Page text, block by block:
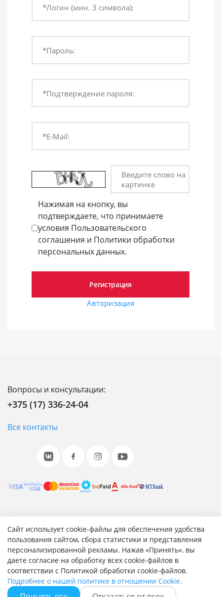
Сайт использует cookie-файлы для обеспечения удобства
пользования сайтом, сбора статистики и представления
персонализированной рекламы. Нажав «Принять», вы
даете согласие на обработку всех cookie-файлов в
соответствии с Политикой обработки cookie-файлов.
Подробнее о нашей политике в отношении Cookie.
*Логин (мин. 3 символа):
*Пароль:
*Подтверждение пароля:
*E-Mail:
Введите слово на
картинке
Нажимая на кнопку, вы
подтверждаете, что принимаете
условия Пользовательского
соглашения и Политики обработки
персональных данных.
Авторизация
Вопросы и консультации:
+375 (17) 336-24-04
Все контакты
© 2001-2026 «Битрикс», «1С-Битрикс». Работает на 1С-
Битрикс: Управление сайтом.
Согласие на обработку персональных данных
Отзыв согласия на обработку персональных данных
Политика обработки персональных данных
Соглашение об использовании сайта